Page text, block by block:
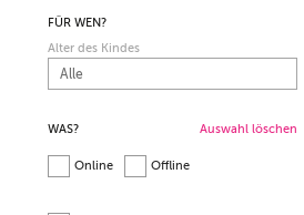
ESSEN
WIEN
FÜR WEN?
Alter des Kindes
WAS? Auswahl löschen
Online Offline